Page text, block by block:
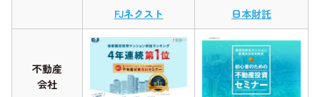
FJネクスト 日本財託
不動産
会社